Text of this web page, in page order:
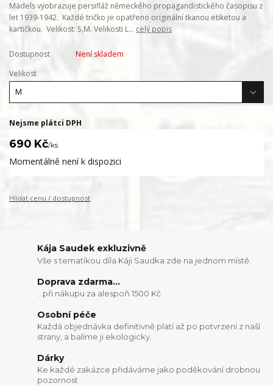
Mädels vyobrazuje persifláž německého propagandistického časopisu z
let 1939-1942. Každé tričko je opatřeno originální tkanou etiketou a
kartičkou. Velikost: S,M. Velikosti L... celý popis
Dostupnost
Není skladem
Velikost
Nejsme plátci DPH
690 Kč/ks
Momentálně není k dispozici
Hlídat cenu / dostupnost
Kája Saudek exkluzivně
Vše s tematikou díla Káji Saudka zde na jednom místě.
Doprava zdarma...
...při nákupu za alespoň 1500 Kč
Osobní péče
Každá objednávka definitivně platí až po potvrzení z naší
strany, a balíme ji ekologicky.
Dárky
Ke každé zakázce přidáváme jako poděkování drobnou
pozornost